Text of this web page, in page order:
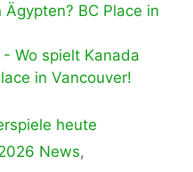
BC Place in
Wo spielt Kanada
in Vancouver!
heute
News,